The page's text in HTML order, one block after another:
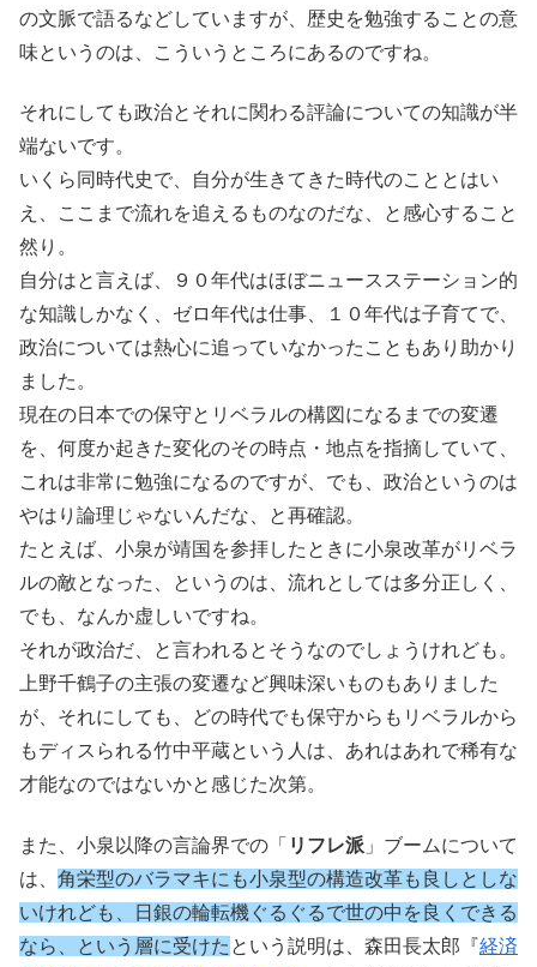
の文脈で語るなどしていますが、歴史を勉強することの意
味というのは、こういうところにあるのですね。
それにしても政治とそれに関わる評論についての知識が半
端ないです。
いくら同時代史で、自分が生きてきた時代のこととはい
え、ここまで流れを追えるものなのだな、と感心すること
然り。
自分はと言えば、９０年代はほぼニュースステーション的
な知識しかなく、ゼロ年代は仕事、１０年代は子育てで、
政治については熱心に追っていなかったこともあり助かり
ました。
現在の日本での保守とリベラルの構図になるまでの変遷
を、何度か起きた変化のその時点・地点を指摘していて、
これは非常に勉強になるのですが、でも、政治というのは
やはり論理じゃないんだな、と再確認。
たとえば、小泉が靖国を参拝したときに小泉改革がリベラ
ルの敵となった、というのは、流れとしては多分正しく、
でも、なんか虚しいですね。
それが政治だ、と言われるとそうなのでしょうけれども。
上野千鶴子の主張の変遷など興味深いものもありました
が、それにしても、どの時代でも保守からもリベラルから
もディスられる竹中平蔵という人は、あれはあれで稀有な
才能なのではないかと感じた次第。
また、小泉以降の言論界での「 リフレ派 」ブームについて
は、 角栄型のバラマキにも小泉型の構造改革も良しとしな
いけれども、日銀の輪転機ぐるぐるで世の中を良くできる
なら、という層に受けた という説明は、森田長太郎『経済